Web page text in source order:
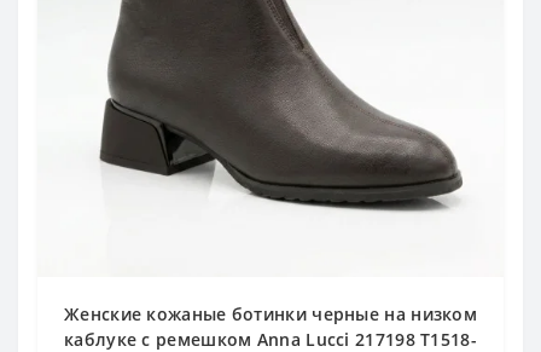
Женские кожаные ботинки черные на низком
каблуке с ремешком Anna Lucci 217198 T1518-